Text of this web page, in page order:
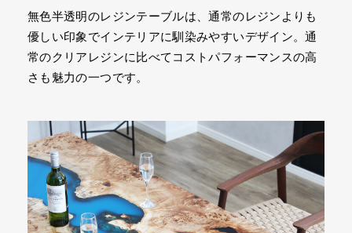
無色半透明のレジンテーブルは、通常のレジンよりも
優しい印象でインテリアに馴染みやすいデザイン。通
常のクリアレジンに比べてコストパフォーマンスの高
さも魅力の一つです。